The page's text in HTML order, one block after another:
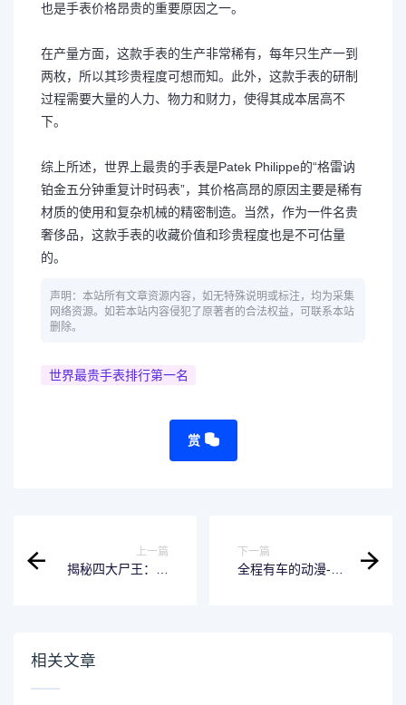
也是手表价格昂贵的重要原因之一。
在产量方面，这款手表的生产非常稀有，每年只生产一到
两枚，所以其珍贵程度可想而知。此外，这款手表的研制
过程需要大量的人力、物力和财力，使得其成本居高不
下。
综上所述，世界上最贵的手表是Patek Philippe的“格雷讷
铂金五分钟重复计时码表”，其价格高昂的原因主要是稀有
材质的使用和复杂机械的精密制造。当然，作为一件名贵
奢侈品，这款手表的收藏价值和珍贵程度也是不可估量
的。
声明：本站所有文章资源内容，如无特殊说明或标注，均为采集
网络资源。如若本站内容侵犯了原著者的合法权益，可联系本站
删除。
世界最贵手表排行第一名
赏
上一篇
揭秘四大尸王：一
下一篇
全程有车的动漫-带
相关文章